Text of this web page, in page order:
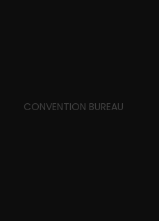
CONVENTION BUREAU